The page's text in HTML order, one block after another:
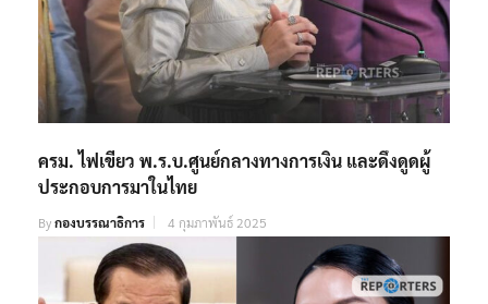
ครม. ไฟเขียว พ.ร.บ.ศูนย์กลางทางการเงิน และดึงดูดผู้
ประกอบการมาในไทย
Byกองบรรณาธิการ 4 กุมภาพันธ์ 2025